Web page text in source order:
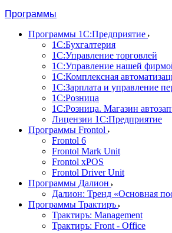
Программы
Программы 1С:Предприятие
1С:Бухгалтерия
1С:Управление торговлей
1С:Управление нашей
1С:Комплексная
1С:Зарплата и управление
1С:Розница
1С:Розница. Магазин
Лицензии 1С:Предприятие
Программы Frontol
Frontol 6
Frontol Mark Unit
Frontol xPOS
Frontol Driver Unit
Программы Далион
Далион: Тренд «Основная
Программы Трактиръ
Трактиръ: Management
Трактиръ: Front - Office